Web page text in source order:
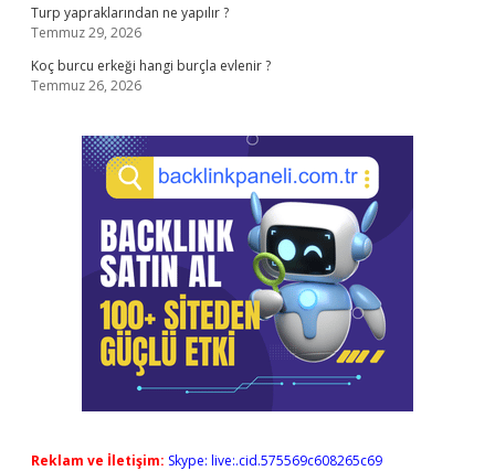
Turp yapraklarından ne yapılır ?
Temmuz 29, 2026
Koç burcu erkeği hangi burçla evlenir ?
Temmuz 26, 2026
Reklam ve İletişim: Skype: live:.cid.575569c608265c69